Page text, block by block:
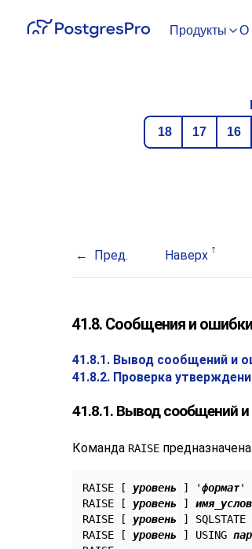
Продукты О
18
17 16
Пред. Наверх
41.8. Сообщения и ошибки
41.8.1. Вывод сообщений и
41.8.2. Проверка
41.8.1. Вывод сообщений
Команда RAISE
RAISE [ уровень ] 'формат'
RAISE [
уровень ]
RAISE [
уровень ]
RAISE [
уровень ] USING